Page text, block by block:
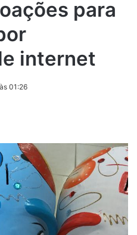
para
internet
01:26